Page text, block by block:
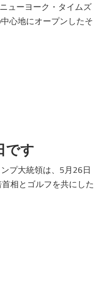
ューヨーク・タイムズ
心地にオープンしたそ
です
プ大統領は、5月26日
相とゴルフを共にした